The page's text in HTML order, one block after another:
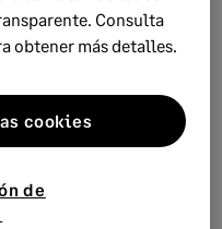
Consulta
obtener más detalles.
de
cookies